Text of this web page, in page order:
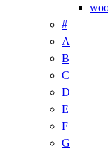
#
A
B
C
D
E
F
G